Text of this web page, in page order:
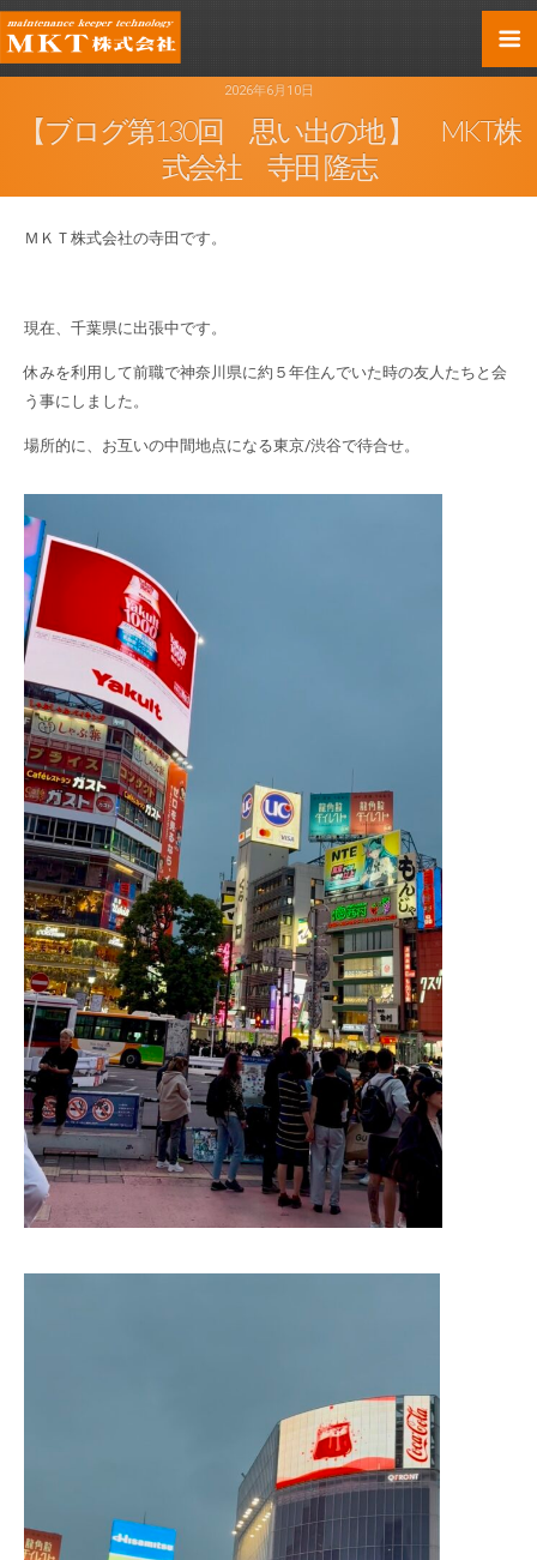
2026年6月10日
【ブログ第130回 思い出の地 】 MKT株
式会社 寺田 隆志
ＭＫＴ株式会社の寺田です。
現在、千葉県に出張中です。
休みを利用して前職で神奈川県に約５年住んでいた時の友人たちと会
う事にしました。
場所的に、お互いの中間地点になる東京/渋谷で待合せ。